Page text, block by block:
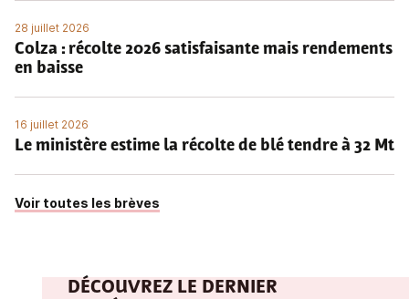
28 juillet 2026
Colza : récolte 2026 satisfaisante mais rendements
en baisse
16 juillet 2026
Le ministère estime la récolte de blé tendre à 32 Mt
Voir toutes les brèves
DÉCOUVREZ LE DERNIER